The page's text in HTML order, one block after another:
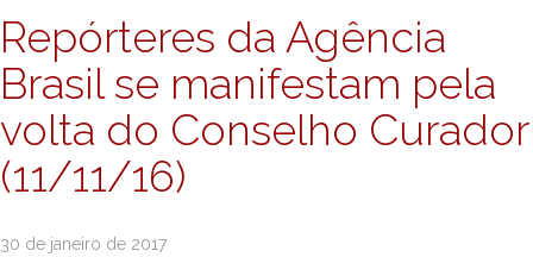
Repórteres da Agência
Brasil se manifestam pela
volta do Conselho Curador
(11/11/16)
30 de janeiro de 2017